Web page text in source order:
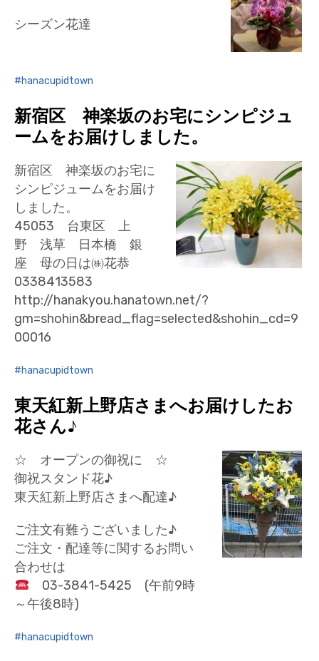
シーズン花達
hanacupidtown
新宿区 神楽坂のお宅にシンピジュ
ームをお届けしました。
新宿区 神楽坂のお宅に
シンピジュームをお届け
しました。
45053 台東区 上
野 浅草 日本橋 銀
座 母の日は㈱花恭
0338413583
http://hanakyou.hanatown.net/?
gm=shohin&bread_flag=selected&shohin_cd=9
00016
hanacupidtown
東天紅新上野店さまへお届けしたお
花さん♪
☆ オープンの御祝に ☆
御祝スタンド花♪
東天紅新上野店さまへ配達♪
ご注文有難うございました♪
ご注文・配達等に関するお問い
合わせは
03-3841-5425 (午前9時
～午後8時)
hanacupidtown